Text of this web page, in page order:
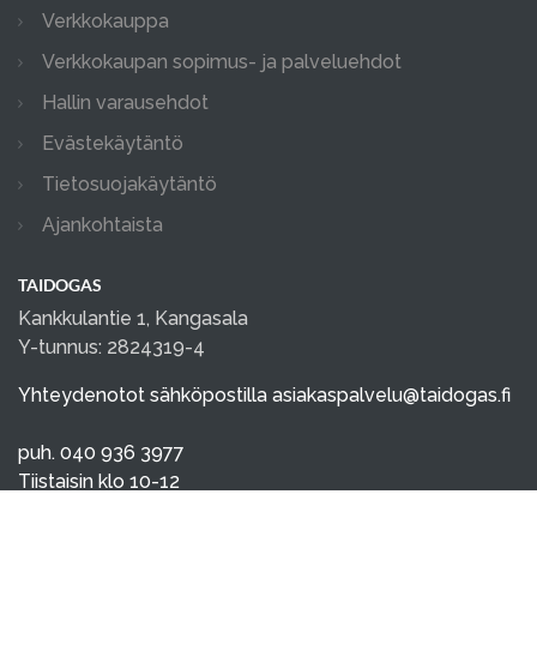
Verkkokauppa
Verkkokaupan sopimus- ja palveluehdot
Hallin varausehdot
Evästekäytäntö
Tietosuojakäytäntö
Ajankohtaista
TAIDOGAS
Kankkulantie 1, Kangasala
Y-tunnus: 2824319-4
Yhteydenotot sähköpostilla asiakaspalvelu@taidogas.fi
puh. 040 936 3977
Tiistaisin klo 10-12